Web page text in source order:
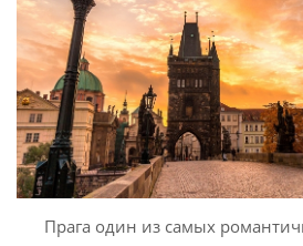
Прага один из самых